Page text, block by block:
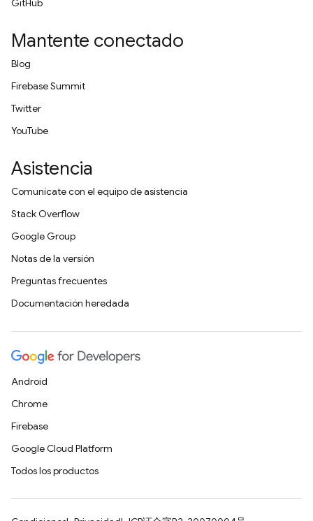
GitHub
Mantente conectado
Blog
Firebase Summit
Twitter
YouTube
Asistencia
Comunícate con el equipo de asistencia
Stack Overflow
Google Group
Notas de la versión
Preguntas frecuentes
Documentación heredada
Android
Chrome
Firebase
Google Cloud Platform
Todos los productos